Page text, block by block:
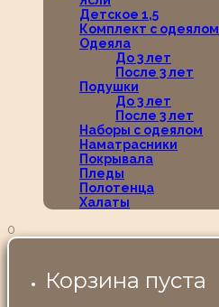
Детское 1,5
Комплект с одеялом
Одеяла
До 3 лет
После 3 лет
Подушки
До 3 лет
После 3 лет
Наборы с одеялом
Наматрасники
Покрывала
Пледы
Полотенца
Халаты
0
Корзина пуста